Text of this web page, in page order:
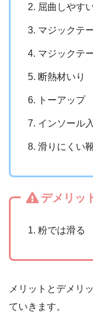
屈曲しやす
マジックテ
マジックテ
断熱材いり
トーアップ
インソール
滑りにくい
デメリッ
粉では滑る
メリットとデメリ
ていきます。